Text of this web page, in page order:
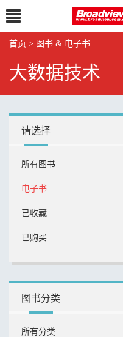
首页 > 图书 & 电子书
大数据技术
请选择
所有图书
电子书
已收藏
已购买
图书分类
所有分类